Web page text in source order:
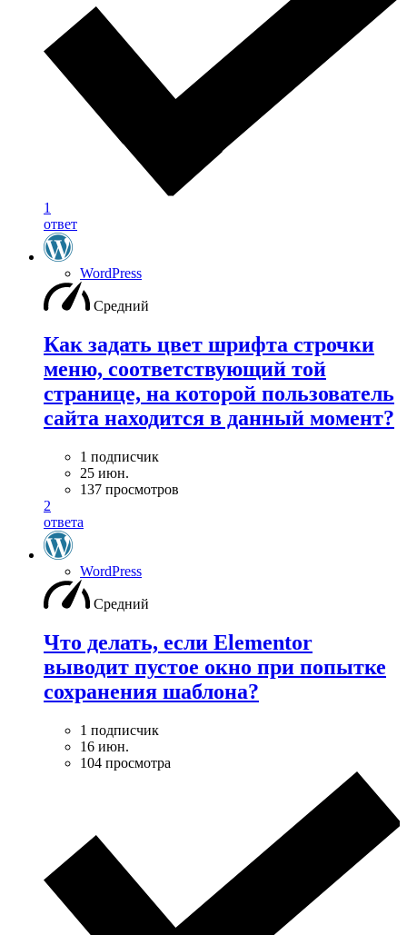
1
ответ
WordPress
Средний
Как задать цвет шрифта строчки
меню, соответствующий той
странице, на которой пользователь
сайта находится в данный момент?
1 подписчик
25 июн.
137 просмотров
2
ответа
WordPress
Средний
Что делать, если Elementor
выводит пустое окно при попытке
сохранения шаблона?
1 подписчик
16 июн.
104 просмотра